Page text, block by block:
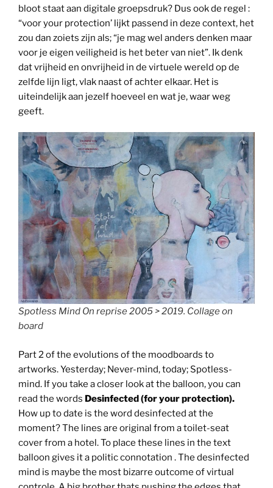
bloot staat aan digitale groepsdruk? Dus ook de regel :
“voor your protection’ lijkt passend in deze context, het
zou dan zoiets zijn als; “je mag wel anders denken maar
voor je eigen veiligheid is het beter van niet”. Ik denk
dat vrijheid en onvrijheid in de virtuele wereld op de
zelfde lijn ligt, vlak naast of achter elkaar. Het is
uiteindelijk aan jezelf hoeveel en wat je, waar weg
geeft.
Spotless Mind On reprise 2005 > 2019. Collage on
board
Part 2 of the evolutions of the moodboards to
artworks. Yesterday; Never-mind, today; Spotless-
mind. If you take a closer look at the balloon, you can
read the words Desinfected (for your protection).
How up to date is the word desinfected at the
moment? The lines are original from a toilet-seat
cover from a hotel. To place these lines in the text
balloon gives it a politic connotation . The desinfected
mind is maybe the most bizarre outcome of virtual